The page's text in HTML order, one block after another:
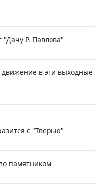
"Дачу Р. Павлова"
движение в эти выходные
с "Тверью"
памятником